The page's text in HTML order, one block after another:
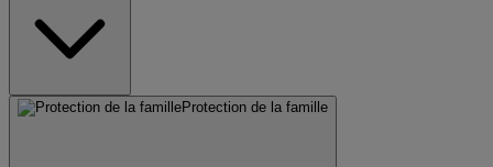
Protection de la famille